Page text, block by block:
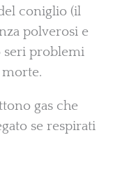
coniglio (il
polverosi e
seri problemi
morte.
gas che
se respirati